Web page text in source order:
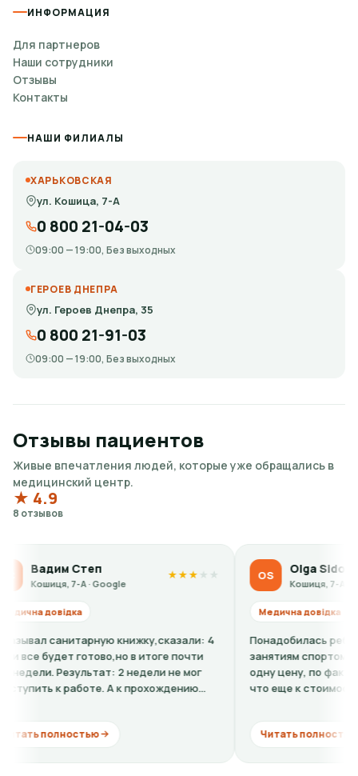
ИНФОРМАЦИЯ
Для партнеров
Наши сотрудники
Отзывы
Контакты
НАШИ ФИЛИАЛЫ
ХАРЬКОВСКАЯ
ул. Кошица, 7-А
0 800 21-04-03
09:00 — 19:00, Без выходных
ГЕРОЕВ ДНЕПРА
ул. Героев Днепра, 35
0 800 21-91-03
09:00 — 19:00, Без выходных
Отзывы пациентов
Живые впечатления людей, которые уже обращались в
медицинский центр.
★ 4.9
8 отзывов
А · Google
★
книжку,сказали: 4
готово,но в итоге почти
2 недели не мог
А к прохождению
OS Olga Sidorova
Кошиця, 7-А · Google
Медична довідка
Понадобилась ребенку справка-
занятиям спортом. По телефону
одну цену, по факту в клинике
что еще к стоимости нужно
Читать полностью